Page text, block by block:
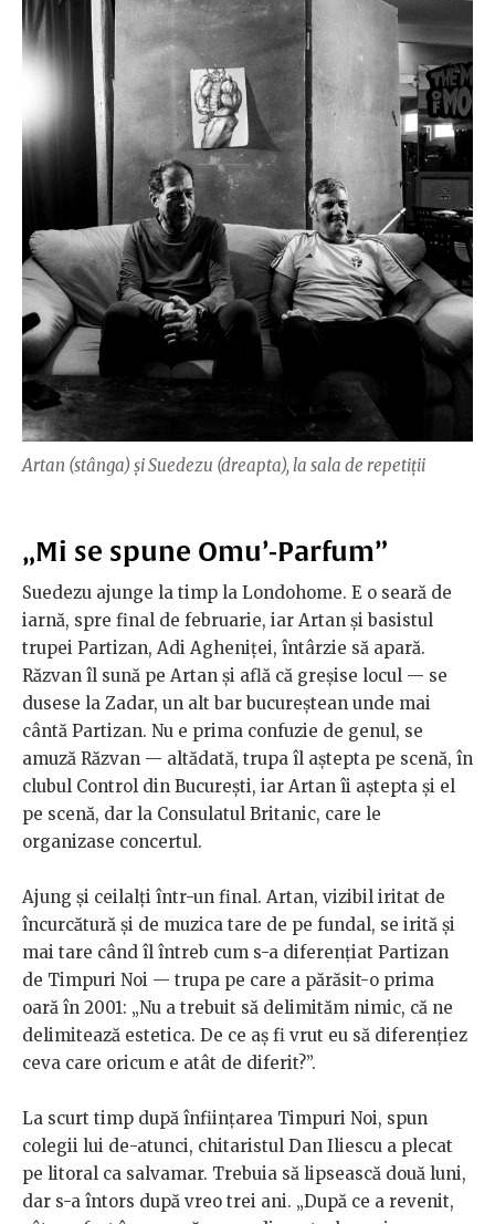
Artan (stânga) și Suedezu (dreapta), la sala de repetiții
„Mi se spune Omu’-Parfum”
Suedezu ajunge la timp la Londohome. E o seară de
iarnă, spre final de februarie, iar Artan și basistul
trupei Partizan, Adi Agheniței, întârzie să apară.
Răzvan îl sună pe Artan și află că greșise locul — se
dusese la Zadar, un alt bar bucureștean unde mai
cântă Partizan. Nu e prima confuzie de genul, se
amuză Răzvan — altădată, trupa îl aștepta pe scenă, în
clubul Control din București, iar Artan îi aștepta și el
pe scenă, dar la Consulatul Britanic, care le
organizase concertul.
Ajung și ceilalți într-un final. Artan, vizibil iritat de
încurcătură și de muzica tare de pe fundal, se irită și
mai tare când îl întreb cum s-a diferențiat Partizan
de Timpuri Noi — trupa pe care a părăsit-o prima
oară în 2001: „Nu a trebuit să delimităm nimic, că ne
delimitează estetica. De ce aș fi vrut eu să diferențiez
ceva care oricum e atât de diferit?”.
La scurt timp după înființarea Timpuri Noi, spun
colegii lui de-atunci, chitaristul Dan Iliescu a plecat
pe litoral ca salvamar. Trebuia să lipsească două luni,
dar s-a întors după vreo trei ani. „După ce a revenit,